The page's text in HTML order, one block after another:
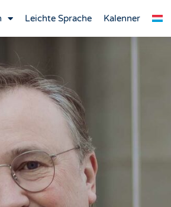
Leichte Sprache Kalenner